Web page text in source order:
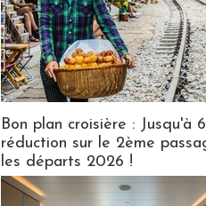
Bon plan croisière : Jusqu'à
réduction sur le 2ème
les départs 2026 !